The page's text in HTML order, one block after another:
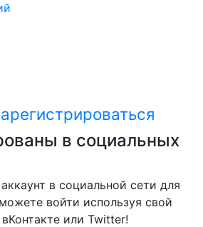
в социальных
в социальной сети для
войти используя свой
или Twitter!